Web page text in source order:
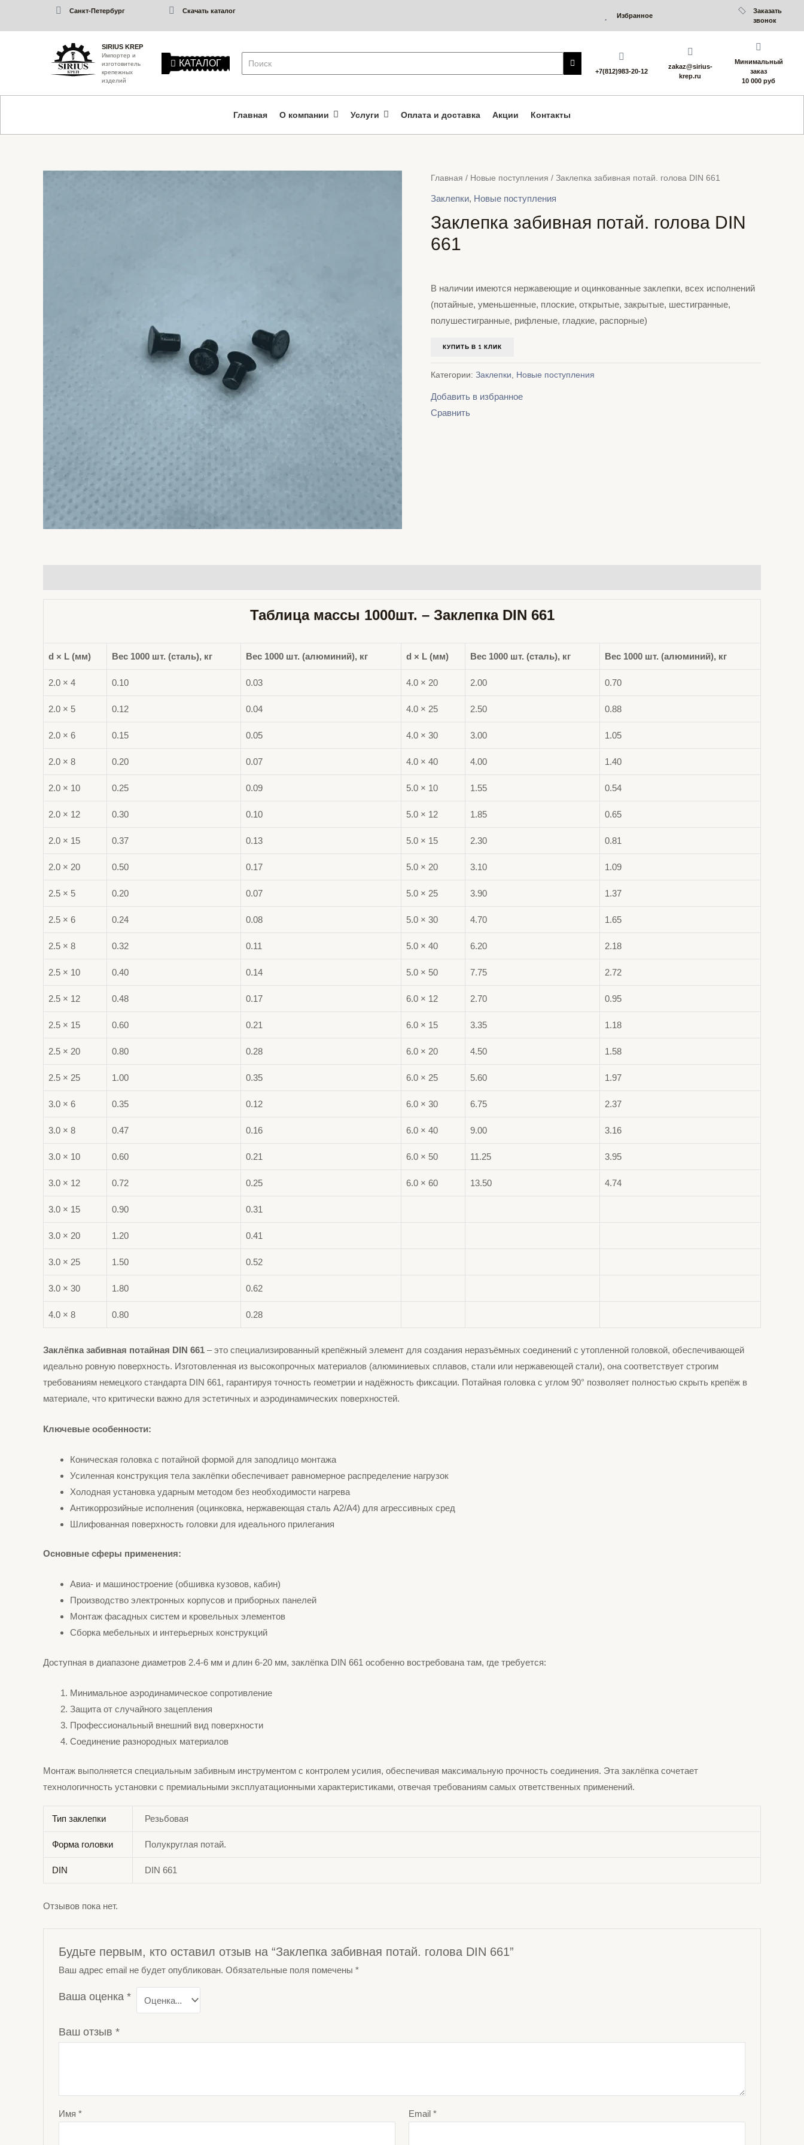
Санкт-Петербург Скачать каталог
Избранное
Заказать
звонок
SIRIUS KREP
Импортер и
изготовитель
крепежных
изделий
КАТАЛОГ
+7(812)983-20-12
zakaz@sirius-
krep.ru
Минимальный
заказ
10 000 руб
Главная О компании Услуги Оплата и доставка Акции Контакты
Главная / Новые поступления / Заклепка забивная потай. голова DIN 661
Заклепки, Новые поступления
Заклепка забивная потай. голова DIN
661
В наличии имеются нержавеющие и оцинкованные заклепки, всех исполнений
(потайные, уменьшенные, плоские, открытые, закрытые, шестигранные,
полушестигранные, рифленые, гладкие, распорные)
КУПИТЬ В 1 КЛИК
Категории: Заклепки Новые поступления
Добавить в избранное
Сравнить
Таблица массы 1000шт. – Заклепка DIN 661
d × L (мм) Вес 1000 шт. (сталь), кг Вес 1000 шт. (алюминий), кг d × L (мм) Вес 1000 шт. (сталь), кг Вес 1000 шт. (алюминий), кг
2.0 × 4 0.10 0.03 4.0 × 20 2.00 0.70
2.0 × 5 0.12 0.04 4.0 × 25 2.50 0.88
2.0 × 6 0.15 0.05 4.0 × 30 3.00 1.05
2.0 × 8 0.20 0.07 4.0 × 40 4.00 1.40
2.0 × 10 0.25 0.09 5.0 × 10 1.55 0.54
2.0 × 12 0.30 0.10 5.0 × 12 1.85 0.65
2.0 × 15 0.37 0.13 5.0 × 15 2.30 0.81
2.0 × 20 0.50 0.17 5.0 × 20 3.10 1.09
2.5 × 5 0.20 0.07 5.0 × 25 3.90 1.37
2.5 × 6 0.24 0.08 5.0 × 30 4.70 1.65
2.5 × 8 0.32 0.11 5.0 × 40 6.20 2.18
2.5 × 10 0.40 0.14 5.0 × 50 7.75 2.72
2.5 × 12 0.48 0.17 6.0 × 12 2.70 0.95
2.5 × 15 0.60 0.21 6.0 × 15 3.35 1.18
2.5 × 20 0.80 0.28 6.0 × 20 4.50 1.58
2.5 × 25 1.00 0.35 6.0 × 25 5.60 1.97
3.0 × 6 0.35 0.12 6.0 × 30 6.75 2.37
3.0 × 8 0.47 0.16 6.0 × 40 9.00 3.16
3.0 × 10 0.60 0.21 6.0 × 50 11.25 3.95
3.0 × 12 0.72 0.25 6.0 × 60 13.50 4.74
3.0 × 15 0.90 0.31
3.0 × 20 1.20 0.41
3.0 × 25 1.50 0.52
3.0 × 30 1.80 0.62
4.0 × 8 0.80 0.28
Заклёпка забивная потайная DIN 661 – это специализированный крепёжный элемент для создания неразъёмных соединений с утопленной головкой, обеспечивающей
идеально ровную поверхность. Изготовленная из высокопрочных материалов (алюминиевых сплавов, стали или нержавеющей стали), она соответствует строгим
требованиям немецкого стандарта DIN 661, гарантируя точность геометрии и надёжность фиксации. Потайная головка с углом 90° позволяет полностью скрыть крепёж в
материале, что критически важно для эстетичных и аэродинамических поверхностей.
Ключевые особенности:
Коническая головка с потайной формой для заподлицо монтажа
Усиленная конструкция тела заклёпки обеспечивает равномерное распределение нагрузок
Холодная установка ударным методом без необходимости нагрева
Антикоррозийные исполнения (оцинковка, нержавеющая сталь A2/A4) для агрессивных сред
Шлифованная поверхность головки для идеального прилегания
Основные сферы применения:
Авиа- и машиностроение (обшивка кузовов, кабин)
Производство электронных корпусов и приборных панелей
Монтаж фасадных систем и кровельных элементов
Сборка мебельных и интерьерных конструкций
Доступная в диапазоне диаметров 2.4-6 мм и длин 6-20 мм, заклёпка DIN 661 особенно востребована там, где требуется:
Минимальное аэродинамическое сопротивление
Защита от случайного зацепления
Профессиональный внешний вид поверхности
Соединение разнородных материалов
Монтаж выполняется специальным забивным инструментом с контролем усилия, обеспечивая максимальную прочность соединения. Эта заклёпка сочетает
технологичность установки с премиальными эксплуатационными характеристиками, отвечая требованиям самых ответственных применений.
Тип заклепки Резьбовая
Форма головки Полукруглая потай.
DIN DIN 661
Отзывов пока нет.
Будьте первым, кто оставил отзыв на “Заклепка забивная потай. голова DIN 661”
Ваш адрес email не будет опубликован. Обязательные поля помечены*
Ваша оценка*
Ваш отзыв*
Имя* Email*